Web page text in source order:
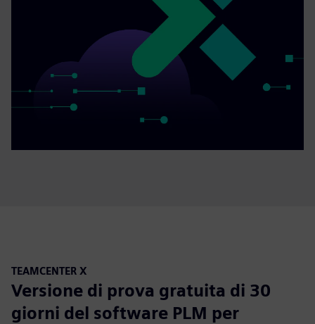
TEAMCENTER X
Versione di prova gratuita di 30
giorni del software PLM per